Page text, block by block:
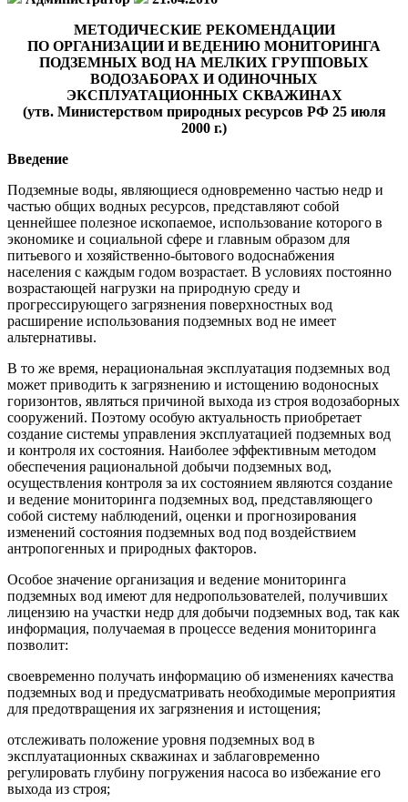
МЕТОДИЧЕСКИЕ РЕКОМЕНДАЦИИ
ПО ОРГАНИЗАЦИИ И ВЕДЕНИЮ МОНИТОРИНГА
ПОДЗЕМНЫХ ВОД НА МЕЛКИХ ГРУППОВЫХ
ВОДОЗАБОРАХ И ОДИНОЧНЫХ
ЭКСПЛУАТАЦИОННЫХ СКВАЖИНАХ
(утв. Министерством природных ресурсов РФ 25 июля
2000 г.)
Введение
Подземные воды, являющиеся одновременно частью недр и
частью общих водных ресурсов, представляют собой
ценнейшее полезное ископаемое, использование которого в
экономике и социальной сфере и главным образом для
питьевого и хозяйственно-бытового водоснабжения
населения с каждым годом возрастает. В условиях постоянно
возрастающей нагрузки на природную среду и
прогрессирующего загрязнения поверхностных вод
расширение использования подземных вод не имеет
альтернативы.
В то же время, нерациональная эксплуатация подземных вод
может приводить к загрязнению и истощению водоносных
горизонтов, являться причиной выхода из строя водозаборных
сооружений. Поэтому особую актуальность приобретает
создание системы управления эксплуатацией подземных вод
и контроля их состояния. Наиболее эффективным методом
обеспечения рациональной добычи подземных вод,
осуществления контроля за их состоянием являются создание
и ведение мониторинга подземных вод, представляющего
собой систему наблюдений, оценки и прогнозирования
изменений состояния подземных вод под воздействием
антропогенных и природных факторов.
Особое значение организация и ведение мониторинга
подземных вод имеют для недропользователей, получивших
лицензию на участки недр для добычи подземных вод, так как
информация, получаемая в процессе ведения мониторинга
позволит:
своевременно получать информацию об изменениях качества
подземных вод и предусматривать необходимые мероприятия
для предотвращения их загрязнения и истощения;
отслеживать положение уровня подземных вод в
эксплуатационных скважинах и заблаговременно
регулировать глубину погружения насоса во избежание его
выхода из строя;